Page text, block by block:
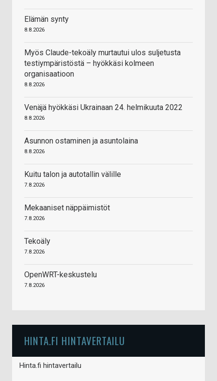
Elämän synty
8.8.2026
Myös Claude-tekoäly murtautui ulos suljetusta
testiympäristöstä – hyökkäsi kolmeen
organisaatioon
8.8.2026
Venäjä hyökkäsi Ukrainaan 24. helmikuuta 2022
8.8.2026
Asunnon ostaminen ja asuntolaina
8.8.2026
Kuitu talon ja autotallin välille
7.8.2026
Mekaaniset näppäimistöt
7.8.2026
Tekoäly
7.8.2026
OpenWRT-keskustelu
7.8.2026
HINTA.FI HINTAVERTAILU
Hinta.fi hintavertailu